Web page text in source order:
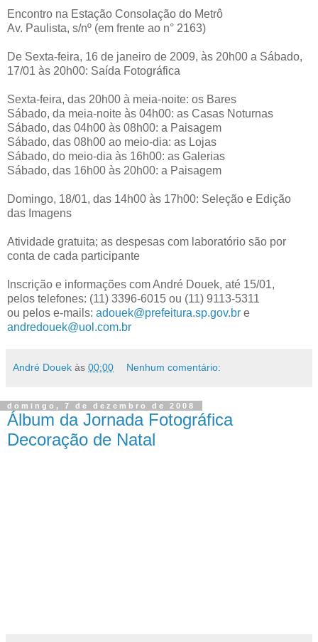
Encontro na Estação Consolação do Metrô
Av. Paulista, s/nº (em frente ao n° 2163)
De Sexta-feira, 16 de janeiro de 2009, às 20h00 a Sábado,
17/01 às 20h00: Saída Fotográfica
Sexta-feira, das 20h00 à meia-noite: os Bares
Sábado, da meia-noite às 04h00: as Casas Noturnas
Sábado, das 04h00 às 08h00: a Paisagem
Sábado, das 08h00 ao meio-dia: as Lojas
Sábado, do meio-dia às 16h00: as Galerias
Sábado, das 16h00 às 20h00: a Paisagem
Domingo, 18/01, das 14h00 às 17h00: Seleção e Edição
das Imagens
Atividade gratuita; as despesas com laboratório são por
conta de cada participante
Inscrição e informações com André Douek, até 15/01,
pelos telefones: (11) 3396-6015 ou (11) 9113-5311
ou pelos e-mails: adouek@prefeitura.sp.gov.br e
andredouek@uol.com.br
André Douek às 00:00 Nenhum comentário:
domingo, 7 de dezembro de 2008
Álbum da Jornada Fotográfica
Decoração de Natal